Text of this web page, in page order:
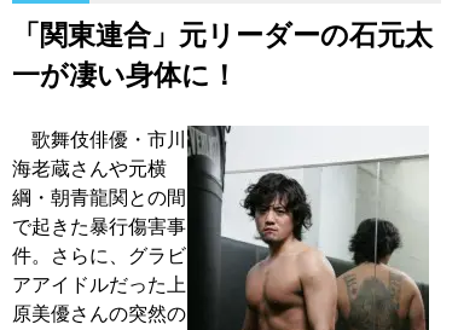
「関東連合」元リーダーの石元太
一が凄い身体に！
歌舞伎俳優・市川
海老蔵さんや元横
綱・朝青龍関との間
で起きた暴行傷害事
件。さらに、グラビ
アアイドルだった上
原美優さんの突然の